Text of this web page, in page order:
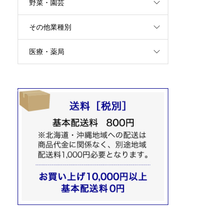
野菜・園芸
その他業種別
医療・薬局